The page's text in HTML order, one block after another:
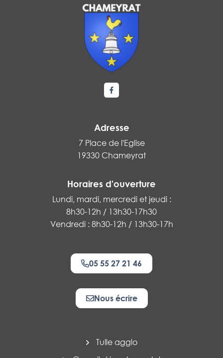
Lien vers le compte Facebook
Adresse
7 Place de l'Eglise
19330 Chameyrat
Horaires d'ouverture
Lundi, mardi, mercredi et jeudi :
8h30-12h / 13h30-17h30
Vendredi : 8h30-12h / 13h30-17h
05 55 27 21 46
Nous écrire
Tulle agglo